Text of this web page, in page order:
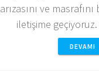
arızasını ve
iletişime
DEVAMI